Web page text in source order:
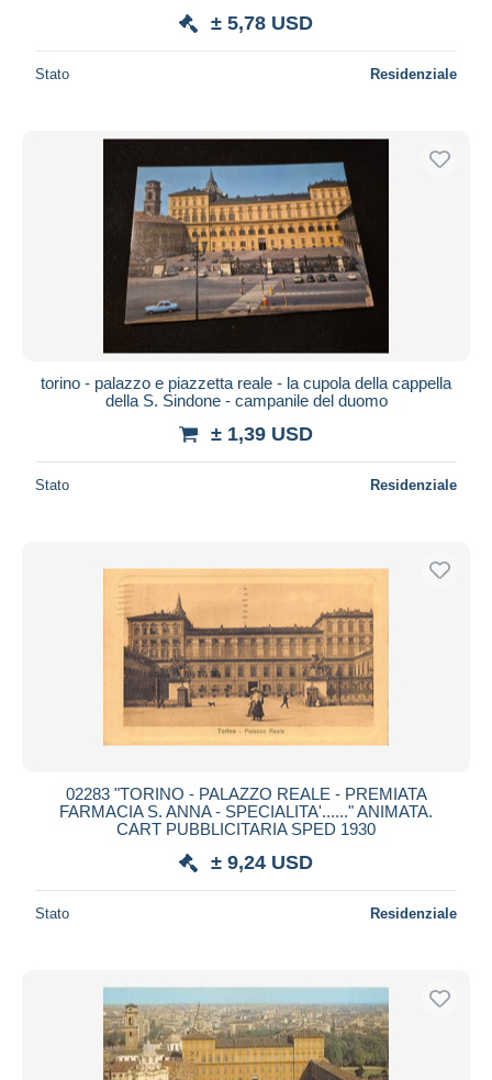
± 5,78 USD
Stato Residenziale
torino - palazzo e piazzetta reale - la cupola della cappella
della S. Sindone - campanile del duomo
± 1,39 USD
Stato Residenziale
02283 "TORINO - PALAZZO REALE - PREMIATA
FARMACIA S. ANNA - SPECIALITA'......" ANIMATA.
CART PUBBLICITARIA SPED 1930
± 9,24 USD
Stato Residenziale